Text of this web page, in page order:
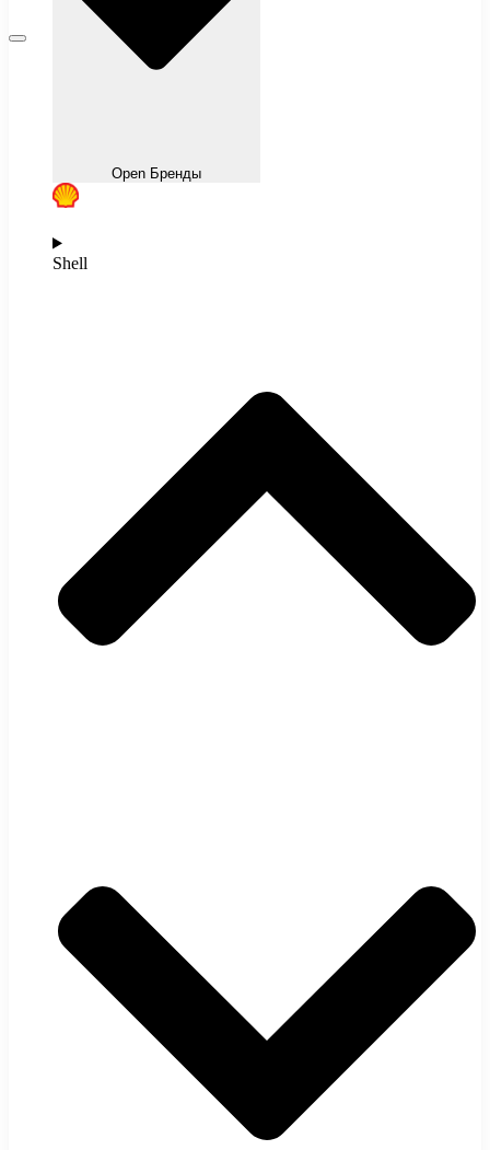
Open Бренды
Shell